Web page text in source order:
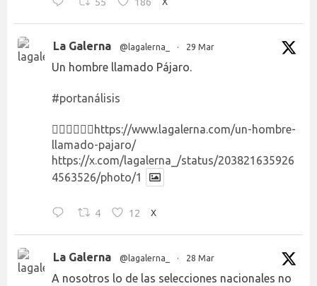
La Galerna @lagalerna_ · 29 Mar
Un hombre llamado Pájaro.
#portanálisis
👉🏻👉🏻👉🏻 https://www.lagalerna.com/un-hombre-
llamado-pajaro/
https://x.com/lagalerna_/status/203821635926
4563526/photo/1
4 12 X
La Galerna @lagalerna_ · 28 Mar
A nosotros lo de las selecciones nacionales no